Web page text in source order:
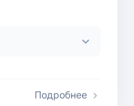
Подробнее